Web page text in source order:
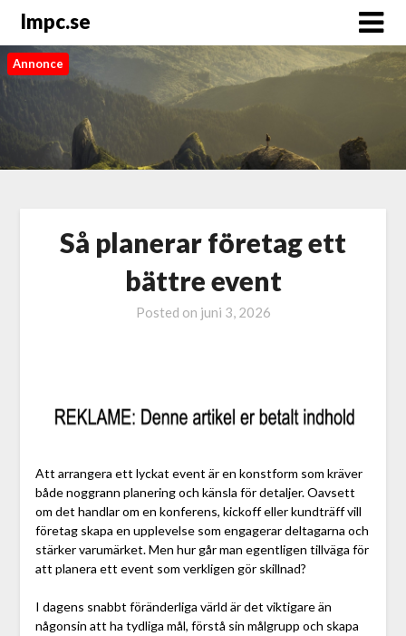
Impc.se
Annonce
Så planerar företag ett
bättre event
Posted on juni 3, 2026
Att arrangera ett lyckat event är en konstform som kräver
både noggrann planering och känsla för detaljer. Oavsett
om det handlar om en konferens, kickoff eller kundträff vill
företag skapa en upplevelse som engagerar deltagarna och
stärker varumärket. Men hur går man egentligen tillväga för
att planera ett event som verkligen gör skillnad?
I dagens snabbt föränderliga värld är det viktigare än
någonsin att ha tydliga mål, förstå sin målgrupp och skapa